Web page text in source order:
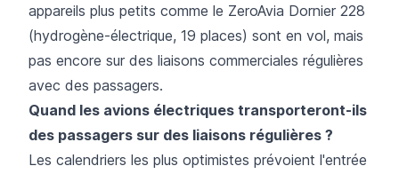
appareils plus petits comme le ZeroAvia Dornier 228
(hydrogène-électrique, 19 places) sont en vol, mais
pas encore sur des liaisons commerciales régulières
avec des passagers.
Quand les avions électriques transporteront-ils
des passagers sur des liaisons régulières ?
Les calendriers les plus optimistes prévoient l'entrée